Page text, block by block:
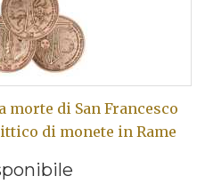
morte di San Francesco
di monete in Rame